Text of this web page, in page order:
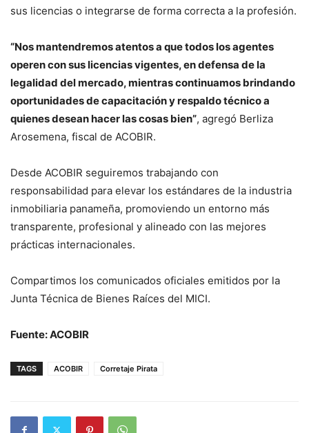
sus licencias o integrarse de forma correcta a la profesión.
“Nos mantendremos atentos a que todos los agentes
operen con sus licencias vigentes, en defensa de la
legalidad del mercado, mientras continuamos brindando
oportunidades de capacitación y respaldo técnico a
quienes desean hacer las cosas bien”, agregó Berliza
Arosemena, fiscal de ACOBIR.
Desde ACOBIR seguiremos trabajando con
responsabilidad para elevar los estándares de la industria
inmobiliaria panameña, promoviendo un entorno más
transparente, profesional y alineado con las mejores
prácticas internacionales.
Compartimos los comunicados oficiales emitidos por la
Junta Técnica de Bienes Raíces del MICI.
Fuente: ACOBIR
TAGS ACOBIR Corretaje Pirata